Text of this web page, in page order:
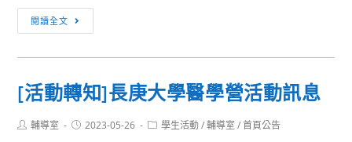
辦
發
營」
活
「第
十
屆
閱讀全文
動
轉
元
大
[活動轉知]長庚大學醫學營活動訊息
Post輔導室
Post2023-05-26
Post學生活動 / 輔導室 / 首頁公告